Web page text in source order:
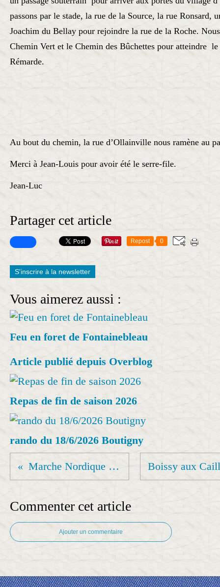
passons par le stade, la rue de la Source, la rue Ronsard,
Joachim du Bellay pour rejoindre la rue de la Roche.
Chemin Vert et le Chemin des Bûchettes pour atteindre
Rémarde.
Au bout du chemin, la rue d’Ollainville nous ramène au
Merci à Jean-Louis pour avoir été le serre-file.
Jean-Luc
Partager cet article
Repost 0
S'inscrire à la newsletter
Vous aimerez aussi :
Feu en foret de Fontainebleau
Article publié depuis Overblog
Repas de fin de saison 2026
rando du 18/6/2026 Boutigny
Marche Nordique à Rando'Ball
Commenter cet article
Ajouter un commentaire